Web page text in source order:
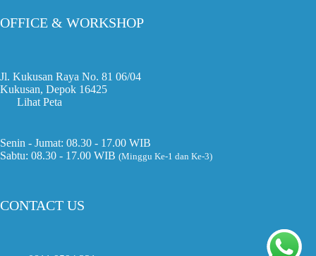
OFFICE & WORKSHOP
Jl. Kukusan Raya No. 81 06/04
Kukusan, Depok 16425
Lihat Peta
Senin - Jumat: 08.30 - 17.00 WIB
Sabtu: 08.30 - 17.00 WIB (Minggu Ke-1 dan Ke-3)
CONTACT US